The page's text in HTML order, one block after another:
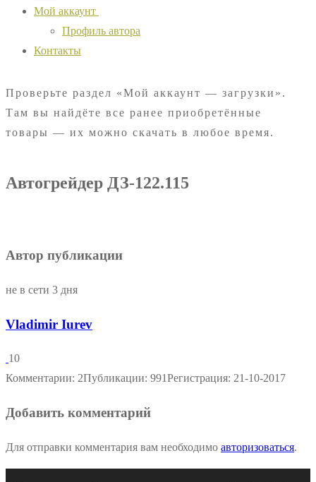
Мой аккаунт
Профиль автора
Контакты
Проверьте раздел «Мой аккаунт — загрузки».
Там вы найдёте все ранее приобретённые
товары — их можно скачать в любое время.
Автогрейдер ДЗ-122.115
Автор публикации
не в сети 3 дня
Vladimir Iurev
10
Комментарии: 2Публикации: 991Регистрация: 21-10-2017
Добавить комментарий
Для отправки комментария вам необходимо авторизоваться.